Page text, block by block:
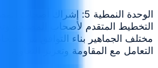
الوحدة النمطية 5: إشراك
التخطيط المتقدم لأصحاب المصلحة
مختلف الجماهير بناء التوافق بين
التعامل مع المقاومة وتعزيز التعاون